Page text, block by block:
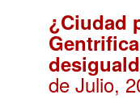
¿Ciudad
de Julio,